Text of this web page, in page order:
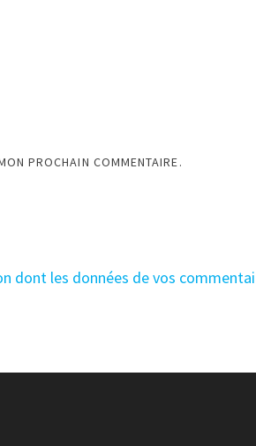
PROCHAIN COMMENTAIRE.
dont les données de vos